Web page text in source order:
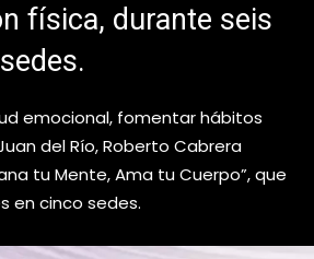
física, durante seis
emocional, fomentar hábitos
del Río, Roberto Cabrera
tu Mente, Ama tu Cuerpo”, que
en cinco sedes.